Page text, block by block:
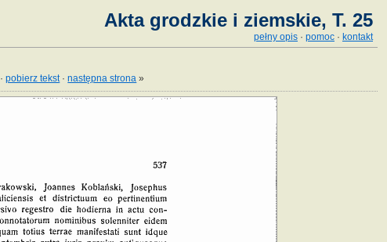
Akta grodzkie i ziemskie, T. 25
pełny opis · pomoc · kontakt
·pobierz tekst·następna strona »